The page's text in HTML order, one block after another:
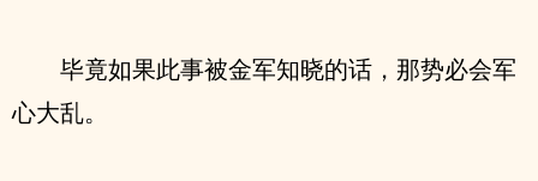
毕竟如果此事被金军知晓的话，那势必会军
心大乱。